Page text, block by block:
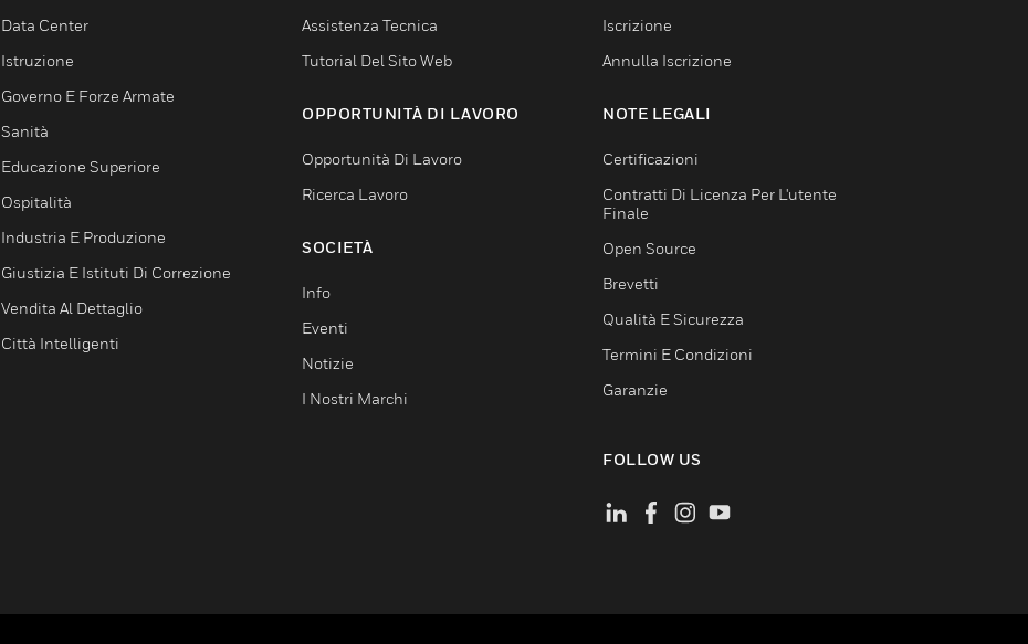
Data Center
Istruzione
Governo E Forze Armate
Sanità
Educazione Superiore
Ospitalità
Industria E Produzione
Giustizia E Istituti Di Correzione
Vendita Al Dettaglio
Città Intelligenti
Assistenza Tecnica
Tutorial Del Sito Web
OPPORTUNITÀ DI LAVORO
Opportunità Di Lavoro
Ricerca Lavoro
SOCIETÀ
Info
Eventi
Notizie
I Nostri Marchi
Iscrizione
Annulla Iscrizione
NOTE LEGALI
Certificazioni
Contratti Di Licenza Per L'utente
Finale
Open Source
Brevetti
Qualità E Sicurezza
Termini E Condizioni
Garanzie
FOLLOW US